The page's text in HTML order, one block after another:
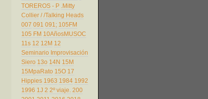
TOREROS - P .Mitty
Collier / /Talking Heads
007 091 091; 105FM
105 FM 10AñosMUSOC
11s 12 12M 12
Seminario Improvisación
Siero 13o 14N 15M
15MpaRato 15O 17
Hippies 1963 1984 1992
1996 1J 2 2º viaje. 200